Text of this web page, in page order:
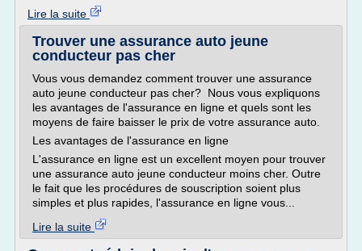
Lire la suite
Trouver une assurance auto jeune
conducteur pas cher
Vous vous demandez comment trouver une assurance
auto jeune conducteur pas cher? Nous vous expliquons
les avantages de l'assurance en ligne et quels sont les
moyens de faire baisser le prix de votre assurance auto.
Les avantages de l'assurance en ligne
L'assurance en ligne est un excellent moyen pour trouver
une assurance auto jeune conducteur moins cher. Outre
le fait que les procédures de souscription soient plus
simples et plus rapides, l'assurance en ligne vous...
Lire la suite